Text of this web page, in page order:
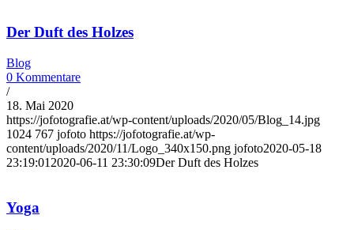
Der Duft des Holzes
Blog
0 Kommentare
/
18. Mai 2020
https://jofotografie.at/wp-content/uploads/2020/05/Blog_14.jpg
1024 767 jofoto https://jofotografie.at/wp-
content/uploads/2020/11/Logo_340x150.png jofoto2020-05-18
23:19:01 2020-06-11 23:30:09Der Duft des Holzes
Yoga